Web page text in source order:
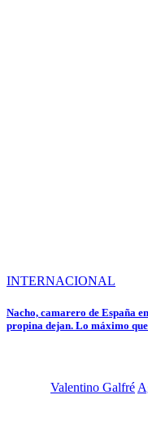
INTERNACIONAL
Nacho, camarero de España
propina dejan. Lo máximo
Valentino Galfré